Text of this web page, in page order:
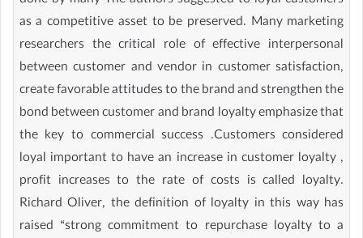
as a competitive asset to be preserved. Many marketing
researchers the critical role of effective interpersonal
between customer and vendor in customer satisfaction,
create favorable attitudes to the brand and strengthen the
bond between customer and brand loyalty emphasize that
the key to commercial success .Customers considered
loyal important to have an increase in customer loyalty ,
profit increases to the rate of costs is called loyalty.
Richard Oliver, the definition of loyalty in this way has
raised “strong commitment to repurchase loyalty to a